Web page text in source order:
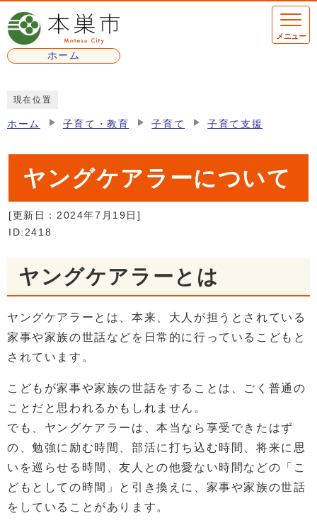
ページの先頭です
ホーム
メニュー
現在位置
ホーム 子育て・教育 子育て 子育て支援
ヤングケアラーについて
[更新日： 2024年7月19日 ]
ID:2418
ヤングケアラーとは
ヤングケアラーとは、本来、大人が担うとされている
家事や家族の世話などを日常的に行っているこどもと
されています。
こどもが家事や家族の世話をすることは、ごく普通の
ことだと思われるかもしれません。
でも、ヤングケアラーは、本当なら享受できたはず
の、勉強に励む時間、部活に打ち込む時間、将来に思
いを巡らせる時間、友人との他愛ない時間などの「こ
どもとしての時間」と引き換えに、家事や家族の世話
をしていることがあります。